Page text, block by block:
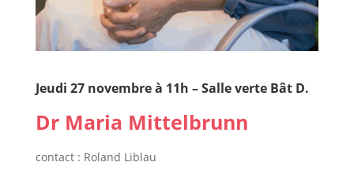
Jeudi 27 novembre à 11h – Salle verte Bât D.
Dr Maria Mittelbrunn
contact : Roland Liblau